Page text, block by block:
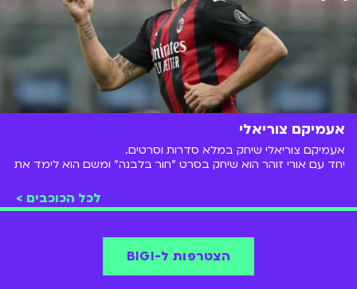
אעמיקם צוריאלי
אעמיקם צוריאלי שיחק במלא סדרות וסרטים.
יחד עם אורי זוהר הוא שיחק בסרט "חור בלבנה" ומשם הוא לימד את
הסדרה האהובה עליו היאששטוסשנת 2008.
הצטרפו אלינו ותראו את המסע של עמיקם ב-BIGI
!
לכל הכוכבים >
הצטרפות ל-BIGI